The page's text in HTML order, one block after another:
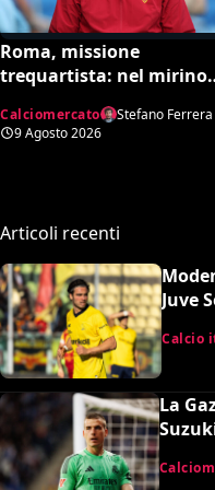
Roma, missione
trequartista: nel mirino
Calciomercato
Stefano Ferrera
9 Agosto 2026
Articoli recenti
Juve
Calcio
La
dal